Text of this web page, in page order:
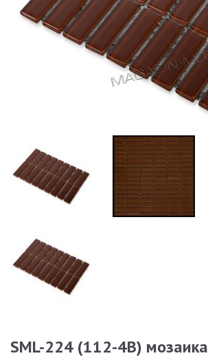
SML-224 (112-4B) мозаика